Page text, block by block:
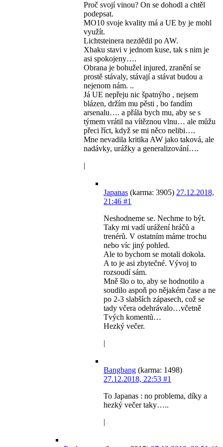
Proč svojí vinou? On se dohodl a chtěl
podepsat.
MO10 svoje kvality má a UE by je mohl
využít.
Lichtsteinera nezdědil po AW.
Xhaku stavi v jednom kuse, tak s nim je
asi spokojeny….
Obrana je bohužel injured, zranění se
prostě stávaly, stávají a stávat budou a
nejenom nám. ..
Já UE nepřeju nic špatnýho , nejsem
blázen, držím mu pěsti , bo fandím
arsenalu…. a přála bych mu, aby se s
týmem vrátil na vítěznou vlnu… ale můžu
přeci říct, když se mi něco nelibi….
Mne nevadila kritika AW jako taková, ale
nadávky, urážky a generalizování….
|
Japanas (karma: 3905) 27.12.2018,
21:46 #1
Neshodneme se. Nechme to být.
Taky mi vadí urážení hráčů a
trenérů. V ostatním máme trochu
nebo víc jiný pohled.
Ale to bychom se motali dokola.
A to je asi zbytečné. Vývoj to
rozsoudí sám.
Mně šlo o to, aby se hodnotilo a
soudilo aspoň po nějakém čase a ne
po 2-3 slabších zápasech, což se
tady včera odehrávalo…včetně
Tvých komentů…
Hezký večer.
|
Bangbang (karma: 1498)
27.12.2018, 22:53 #1
To Japanas : no problema, díky a
hezký večer taky…..
|